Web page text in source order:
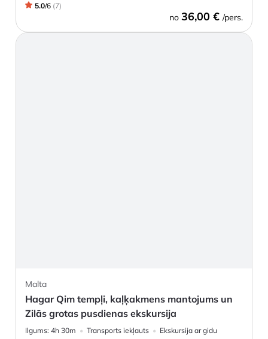
5.0/6 (7)
no 36,00 € /pers.
Malta
Hagar Qim tempļi, kaļķakmens mantojums un
Zilās grotas pusdienas ekskursija
Ilgums: 4h 30m Transports iekļauts Ekskursija ar gidu